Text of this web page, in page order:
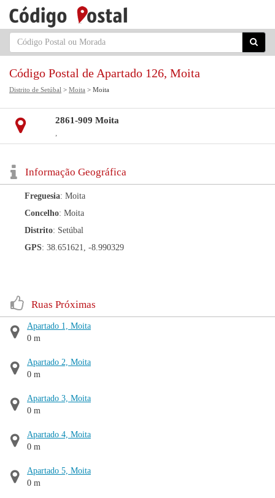
Código Postal de Apartado 126, Moita
Distrito de Setúbal > Moita > Moita
2861-909 Moita
,
Informação Geográfica
Freguesia: Moita
Concelho: Moita
Distrito: Setúbal
GPS: 38.651621, -8.990329
Ruas Próximas
Apartado 1, Moita
0 m
Apartado 2, Moita
0 m
Apartado 3, Moita
0 m
Apartado 4, Moita
0 m
Apartado 5, Moita
0 m